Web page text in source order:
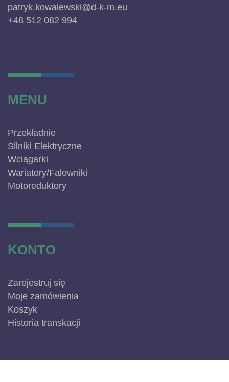
patryk.kowalewski@d-k-m.eu
+48 512 082 994
MENU
Przekładnie
Silniki Elektryczne
Wciągarki
Wariatory/Falowniki
Motoreduktory
KONTO
Zarejestruj się
Moje zamówienia
Koszyk
Historia transkacji